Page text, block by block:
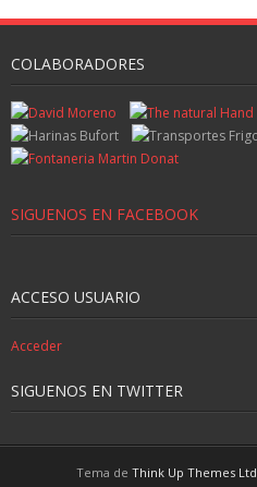
COLABORADORES
SIGUENOS EN FACEBOOK
ACCESO USUARIO
Acceder
SIGUENOS EN TWITTER
Tema de Think Up Themes Ltd